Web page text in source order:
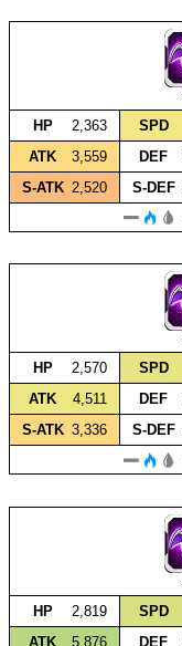
HP
2,363 SPD
ATK
3,559 DEF
S‑ATK 2,520 S‑DEF
HP
2,570 SPD
ATK
4,511 DEF
S‑ATK 3,336 S‑DEF
HP
2,819 SPD
ATK
5,876 DEF